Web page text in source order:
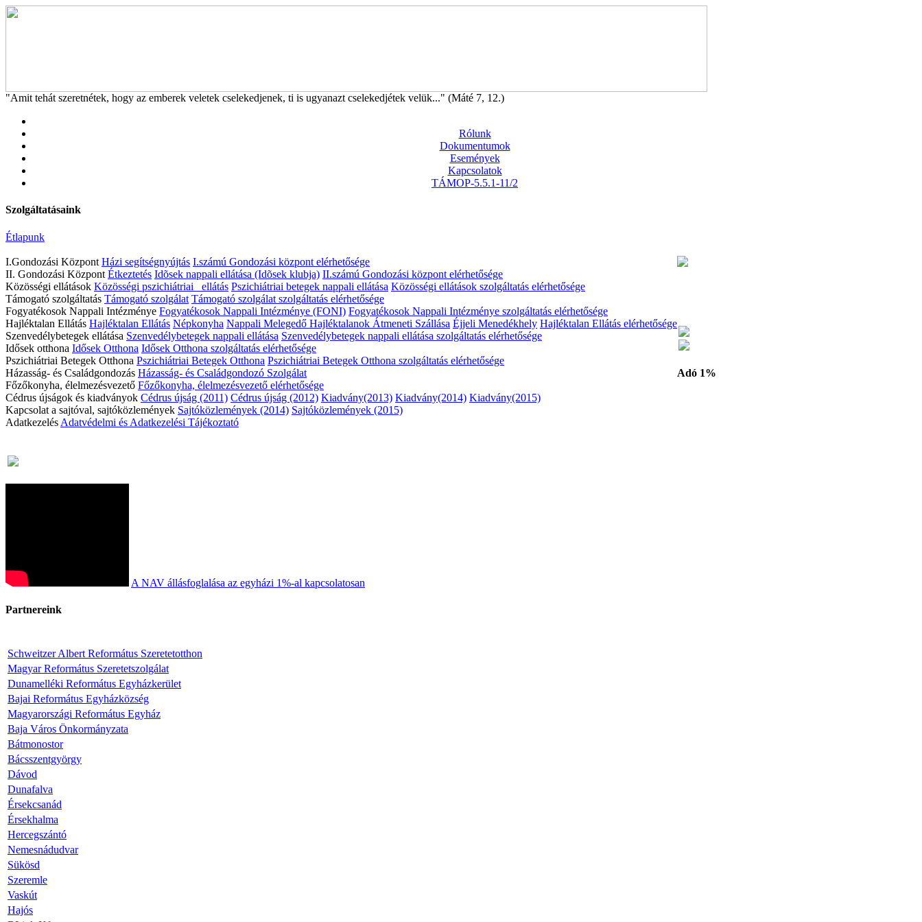
"Amit tehát szeretnétek, hogy az emberek veletek cselekedjenek, ti is ugyanazt cselekedjétek velük..." (Máté 7, 12.)
Rólunk
Dokumentumok
Események
Kapcsolatok
TÁMOP-5.5.1-11/2
Szolgáltatásaink
Étlapunk
I.Gondozási Központ Házi segítségnyújtás I.számú Gondozási központ elérhetősége
II. Gondozási Központ Étkeztetés Idõsek nappali ellátása (Idõsek klubja) II.számú Gondozási központ elérhetősége
Közösségi ellátások Közösségi pszichiátriai ellátás Pszichiátriai betegek nappali ellátása Közösségi ellátások szolgáltatás elérhetősége
Támogató szolgáltatás Támogató szolgálat Támogató szolgálat szolgáltatás elérhetősége
Fogyatékosok Nappali Intézménye Fogyatékosok Nappali Intézménye (FONI) Fogyatékosok Nappali Intézménye szolgáltatás elérhetősége
Hajléktalan Ellátás Hajléktalan Ellátás Népkonyha Nappali Melegedő Hajléktalanok Átmeneti Szállása Éjjeli Menedékhely Hajléktalan Ellátás elérhetősége
Szenvedélybetegek ellátása Szenvedélybetegek nappali ellátása Szenvedélybetegek nappali ellátása szolgáltatás elérhetősége
Idősek otthona Idősek Otthona Idősek Otthona szolgáltatás elérhetősége
Pszichiátriai Betegek Otthona Pszichiátriai Betegek Otthona Pszichiátriai Betegek Otthona szolgáltatás elérhetősége
Házasság- és Családgondozás Házasság- és Családgondozó Szolgálat
Főzőkonyha, élelmezésvezető Főzőkonyha, élelmezésvezető elérhetősége
Cédrus újságok és kiadványok Cédrus újság (2011) Cédrus újság (2012) Kiadvány(2013) Kiadvány(2014) Kiadvány(2015)
Kapcsolat a sajtóval, sajtóközlemények Sajtóközlemények (2014) Sajtóközlemények (2015)
Adatkezelés Adatvédelmi és Adatkezelési Tájékoztató
Adó 1%
A NAV állásfoglalása az egyházi 1%-al kapcsolatosan
Partnereink
Schweitzer Albert Református Szeretetotthon
Magyar Református Szeretetszolgálat
Dunamelléki Református Egyházkerület
Bajai Református Egyházközség
Magyarországi Református Egyház
Baja Város Önkormányzata
Bátmonostor
Bácsszentgyörgy
Dávod
Dunafalva
Érsekcsanád
Érsekhalma
Hercegszántó
Nemesnádudvar
Sükösd
Szeremle
Vaskút
Hajós